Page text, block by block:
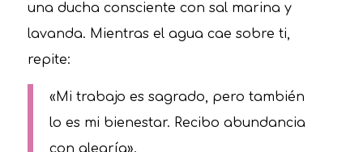
una ducha consciente con sal marina y
lavanda. Mientras el agua cae sobre ti,
repite:
«Mi trabajo es sagrado, pero también
lo es mi bienestar. Recibo abundancia
con alegría».